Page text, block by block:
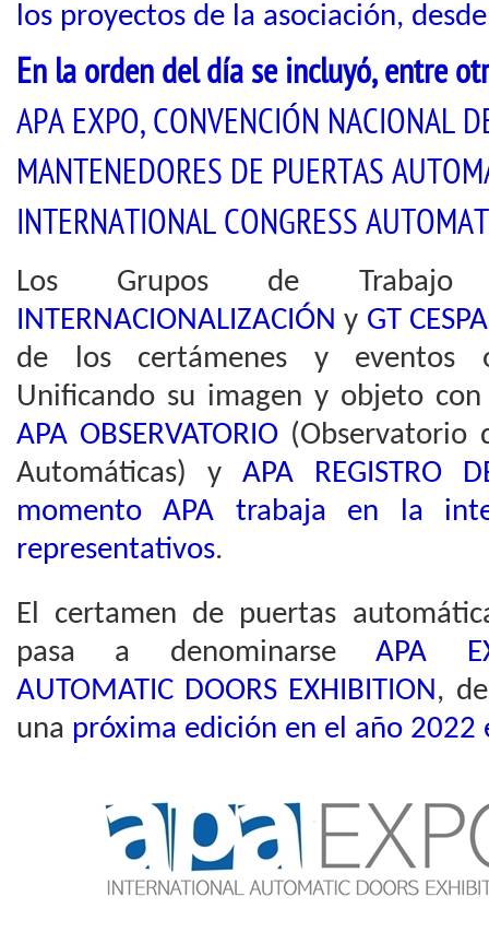
los proyectos de la asociación,
En la orden del día se incluyó, entre
APA EXPO, CONVENCIÓN NACIONAL
MANTENEDORES DE PUERTAS
INTERNATIONAL CONGRESS
Los Grupos de
INTERNACIONALIZACIÓN y GT CESPA
de los certámenes y eventos
Unificando su imagen y objeto
APA OBSERVATORIO (Observatorio
Automáticas) y APA REGISTRO
momento APA trabaja en la
representativos.
El certamen de puertas
pasa a denominarseAPA
AUTOMATIC DOORS EXHIBITION,
una próxima edición en el año 2022